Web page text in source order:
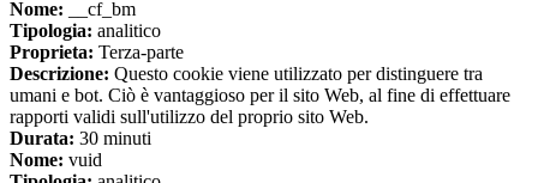
Nome: __cf_bm
Tipologia: analitico
Proprieta: Terza-parte
Descrizione: Questo cookie viene utilizzato per distinguere tra
umani e bot. Ciò è vantaggioso per il sito Web, al fine di effettuare
rapporti validi sull'utilizzo del proprio sito Web.
Durata: 30 minuti
Nome: vuid